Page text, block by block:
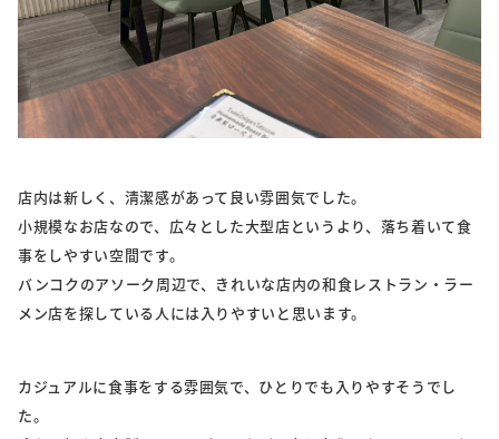
店内は新しく、清潔感があって良い雰囲気でした。
小規模なお店なので、広々とした大型店というより、落ち着いて食
事をしやすい空間です。
バンコクのアソーク周辺で、きれいな店内の和食レストラン・ラー
メン店を探している人には入りやすいと思います。
カジュアルに食事をする雰囲気で、ひとりでも入りやすそうでし
た。